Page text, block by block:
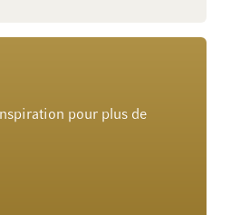
pour plus de